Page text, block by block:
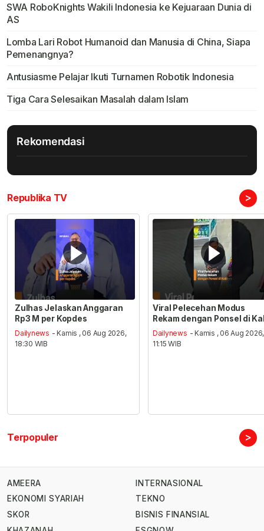
SWA RoboKnights Wakili Indonesia ke Kejuaraan Dunia di
AS
Lomba Lari Robot Humanoid dan Manusia di China, Siapa
Pemenangnya?
Antusiasme Pelajar Ikuti Turnamen Robotik Indonesia
Tiga Cara Selesaikan Masalah dalam Islam
Rekomendasi
Republika TV >
Zulhas Jelaskan Anggaran
Rp3 M per Kopdes
Dailynews - Kamis , 06 Aug 2026,
18:30 WIB
Viral Pelecehan Modus
Rekam dengan Ponsel di
Dailynews - Kamis , 06 Aug 2026,
11:15 WIB
Terpopuler >
AMEERA
EKONOMI SYARIAH
SKOR
INTERNASIONAL
TEKNO
BISNIS FINANSIAL